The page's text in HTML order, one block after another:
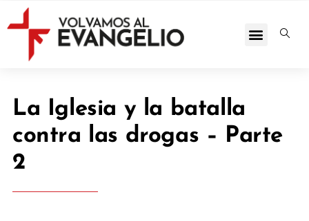
La Iglesia y la batalla
contra las drogas – Parte
2